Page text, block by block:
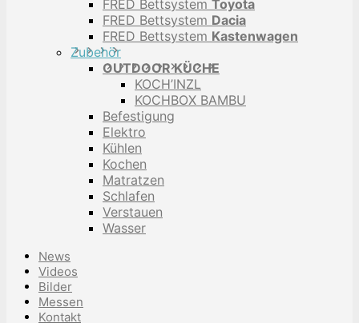
FRED Bettsystem Toyota
FRED Bettsystem Dacia
FRED Bettsystem Kastenwagen
Zubehör
OUTDOOR KÜCHE
KOCH’INZL
KOCHBOX BAMBU
Befestigung
Elektro
Kühlen
Kochen
Matratzen
Schlafen
Verstauen
Wasser
News
Videos
Bilder
Messen
Kontakt